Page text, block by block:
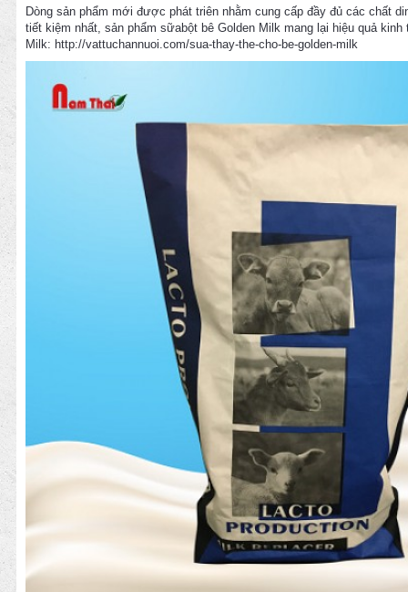
Dòng sản phẩm mới được phát triên nhằm cung cấp đầy đủ các chất
tiết kiệm nhất, sản phẩm sữabột bê Golden Milk mang lại hiệu quả
Milk: http://vattuchannuoi.com/sua-thay-the-cho-be-golden-milk